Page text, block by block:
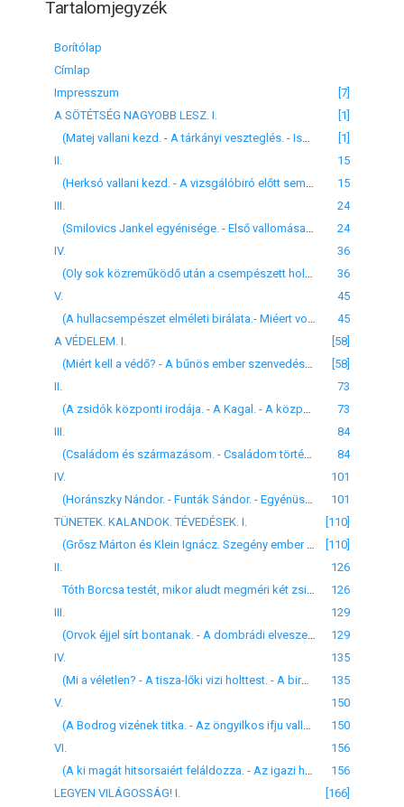
Tartalomjegyzék
Borítólap
Címlap
Impresszum
[7]
A SÖTÉTSÉG NAGYOBB LESZ. I.
[1]
[1]
II.
15
15
III.
24
24
IV.
36
36
V.
45
45
A VÉDELEM. I.
[58]
[58]
II.
73
73
III.
84
84
IV.
101
101
TÜNETEK. KALANDOK. TÉVEDÉSEK. I.
[110]
[110]
II.
126
126
III.
129
129
IV.
135
(Mi a véletlen? - A tisza-lőki vizi holttest. - A biró és szakértő tévedései. - A csongrádi vizi holttest, a kinek nincs feje. - A hirlapok kimondják: ez a Solymosi Eszter. - Egy tokaji lakosnak elszökik a szolgálója. - Az eszlári zsidópap virágoskertje. - Az abauji zsidó szövetség hottestet szerezni. - A hernád-németi titok.)
135
V.
150
150
VI.
156
156
LEGYEN VILÁGOSSÁG! I.
[166]